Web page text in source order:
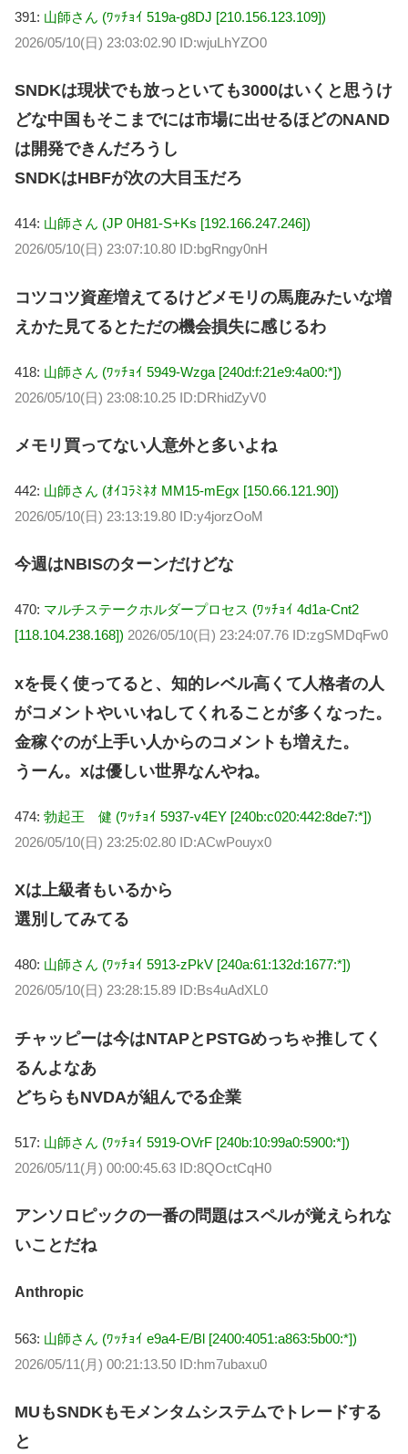
391: 山師さん (ﾜｯﾁｮｲ 519a-g8DJ [210.156.123.109])
2026/05/10(日) 23:03:02.90 ID:wjuLhYZO0
SNDKは現状でも放っといても3000はいくと思うけ
どな中国もそこまでには市場に出せるほどのNAND
は開発できんだろうし
SNDKはHBFが次の大目玉だろ
414: 山師さん (JP 0H81-S+Ks [192.166.247.246])
2026/05/10(日) 23:07:10.80 ID:bgRngy0nH
コツコツ資産増えてるけどメモリの馬鹿みたいな増
えかた見てるとただの機会損失に感じるわ
418: 山師さん (ﾜｯﾁｮｲ 5949-Wzga [240d:f:21e9:4a00:*])
2026/05/10(日) 23:08:10.25 ID:DRhidZyV0
メモリ買ってない人意外と多いよね
442: 山師さん (ｵｲｺﾗﾐﾈｵ MM15-mEgx [150.66.121.90])
2026/05/10(日) 23:13:19.80 ID:y4jorzOoM
今週はNBISのターンだけどな
470: マルチステークホルダープロセス (ﾜｯﾁｮｲ 4d1a-Cnt2
[118.104.238.168]) 2026/05/10(日) 23:24:07.76 ID:zgSMDqFw0
xを長く使ってると、知的レベル高くて人格者の人
がコメントやいいねしてくれることが多くなった。
金稼ぐのが上手い人からのコメントも増えた。
うーん。xは優しい世界なんやね。
474: 勃起王 健 (ﾜｯﾁｮｲ 5937-v4EY [240b:c020:442:8de7:*])
2026/05/10(日) 23:25:02.80 ID:ACwPouyx0
Xは上級者もいるから
選別してみてる
480: 山師さん (ﾜｯﾁｮｲ 5913-zPkV [240a:61:132d:1677:*])
2026/05/10(日) 23:28:15.89 ID:Bs4uAdXL0
チャッピーは今はNTAPとPSTGめっちゃ推してく
るんよなあ
どちらもNVDAが組んでる企業
517: 山師さん (ﾜｯﾁｮｲ 5919-OVrF [240b:10:99a0:5900:*])
2026/05/11(月) 00:00:45.63 ID:8QOctCqH0
アンソロピックの一番の問題はスペルが覚えられな
いことだね
Anthropic
563: 山師さん (ﾜｯﾁｮｲ e9a4-E/Bl [2400:4051:a863:5b00:*])
2026/05/11(月) 00:21:13.50 ID:hm7ubaxu0
MUもSNDKもモメンタムシステムでトレードする
と